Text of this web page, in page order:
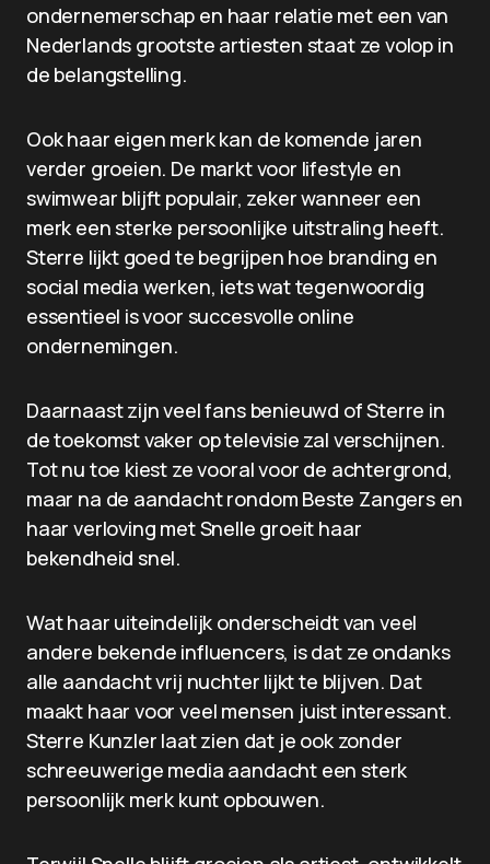
ondernemerschap en haar relatie met een van
Nederlands grootste artiesten staat ze volop in
de belangstelling.
Ook haar eigen merk kan de komende jaren
verder groeien. De markt voor lifestyle en
swimwear blijft populair, zeker wanneer een
merk een sterke persoonlijke uitstraling heeft.
Sterre lijkt goed te begrijpen hoe branding en
social media werken, iets wat tegenwoordig
essentieel is voor succesvolle online
ondernemingen.
Daarnaast zijn veel fans benieuwd of Sterre in
de toekomst vaker op televisie zal verschijnen.
Tot nu toe kiest ze vooral voor de achtergrond,
maar na de aandacht rondom Beste Zangers en
haar verloving met Snelle groeit haar
bekendheid snel.
Wat haar uiteindelijk onderscheidt van veel
andere bekende influencers, is dat ze ondanks
alle aandacht vrij nuchter lijkt te blijven. Dat
maakt haar voor veel mensen juist interessant.
Sterre Kunzler laat zien dat je ook zonder
schreeuwerige media aandacht een sterk
persoonlijk merk kunt opbouwen.